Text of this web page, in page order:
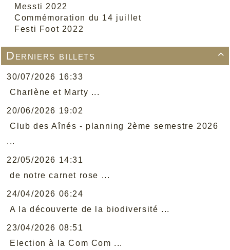
Messti 2022
Commémoration du 14 juillet
Festi Foot 2022

Derniers billets
30/07/2026 16:33
Charlène et Marty ...
20/06/2026 19:02
Club des Aînés - planning 2ème semestre 2026
...
22/05/2026 14:31
de notre carnet rose ...
24/04/2026 06:24
A la découverte de la biodiversité ...
23/04/2026 08:51
Election à la Com Com ...